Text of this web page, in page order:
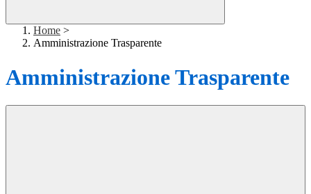
Home >
Amministrazione Trasparente
Amministrazione Trasparente